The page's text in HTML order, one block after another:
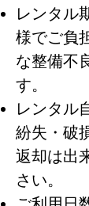
レンタル
様でご負
な整備不
す。
レンタル
紛失・破
返却は出
さい。